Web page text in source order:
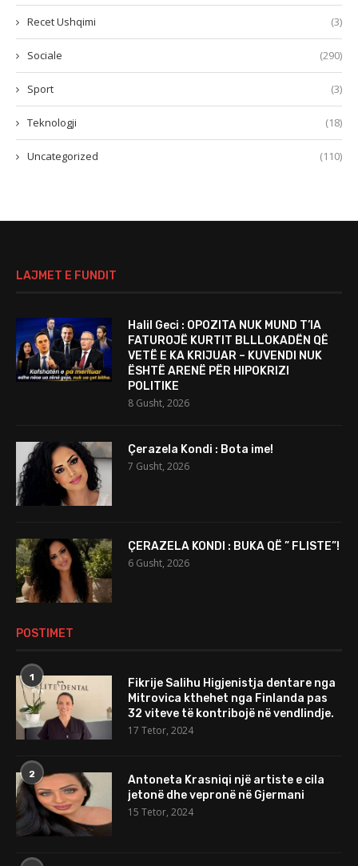
Recet Ushqimi (3)
Sociale (290)
Sport (3)
Teknologji (18)
Uncategorized (110)
LAJMET E FUNDIT
Halil Geci : OPOZITA NUK MUND T’IA
FATUROJË KURTIT BLLLOKADËN QË
VETË E KA KRIJUAR – KUVENDI NUK
ËSHTË ARENË PËR HIPOKRIZI
POLITIKE
8 Gusht, 2026
Çerazela Kondi : Bota ime!
7 Gusht, 2026
ÇERAZELA KONDI : BUKA QË ” FLISTE”!
6 Gusht, 2026
POSTIMET
1
Fikrije Salihu Higjenistja dentare nga
Mitrovica kthehet nga Finlanda pas
32 viteve të kontribojë në vendlindje.
17 Tetor, 2024
2
Antoneta Krasniqi një artiste e cila
jetonë dhe vepronë në Gjermani
15 Tetor, 2024